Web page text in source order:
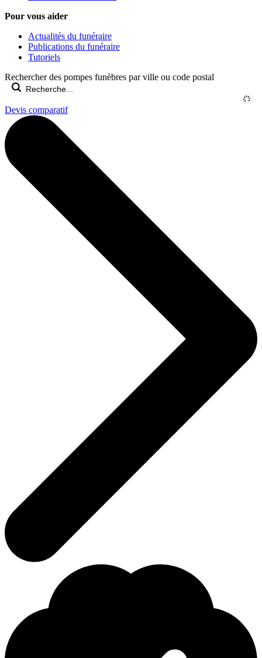
Pour vous aider
Actualités du funéraire
Publications du funéraire
Tutoriels
Rechercher des pompes funèbres par ville ou code postal
Devis comparatif